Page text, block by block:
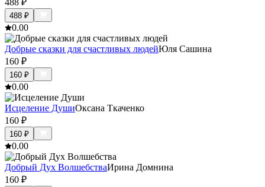
488 ₽
488 ₽
0.00
Добрые сказки для счастливых людейЮля Сашина
160 ₽
160 ₽
0.00
Исцеление ДушиОксана Ткаченко
160 ₽
160 ₽
0.00
Добрый Дух ВолшебстваИрина Домнина
160 ₽